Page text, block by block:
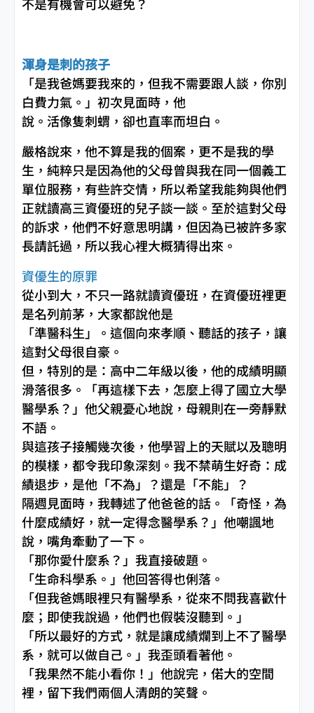
渾身是刺的孩子
「是我爸媽要我來的，但我不需要跟人談，你別
白費力氣。」初次見面時，他
說。活像隻刺蝟，卻也直率而坦白。
嚴格說來，他不算是我的個案，更不是我的學
生，純粹只是因為他的父母曾與我在同一個義工
單位服務，有些許交情，所以希望我能夠與他們
正就讀高三資優班的兒子談一談。至於這對父母
的訴求，他們不好意思明講，但因為已被許多家
長請託過，所以我心裡大概猜得出來。
資優生的原罪
從小到大，不只一路就讀資優班，在資優班裡更
是名列前茅，大家都說他是
「準醫科生」。這個向來孝順、聽話的孩子，讓
這對父母很自豪。
但，特別的是：高中二年級以後，他的成績明顯
滑落很多。「再這樣下去，怎麼上得了國立大學
醫學系？」他父親憂心地說，母親則在一旁靜默
不語。
與這孩子接觸幾次後，他學習上的天賦以及聰明
的模樣，都令我印象深刻。我不禁萌生好奇：成
績退步，是他「不為」？還是「不能」？
隔週見面時，我轉述了他爸爸的話。「奇怪，為
什麼成績好，就一定得念醫學系？」他嘲諷地
說，嘴角牽動了一下。
「那你愛什麼系？」我直接破題。
「生命科學系。」他回答得也俐落。
「但我爸媽眼裡只有醫學系，從來不問我喜歡什
麼；即使我說過，他們也假裝沒聽到。」
「所以最好的方式，就是讓成績爛到上不了醫學
系，就可以做自己。」我歪頭看著他。
「我果然不能小看你！」他說完，偌大的空間
裡，留下我們兩個人清朗的笑聲。